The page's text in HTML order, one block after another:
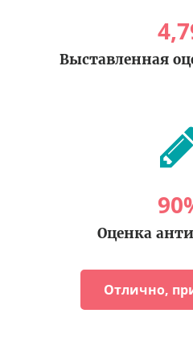
4,
Выставленная
90
Оценка
Отлично,